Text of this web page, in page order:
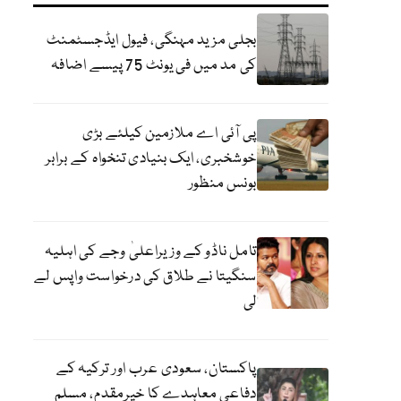
بجلی مزید مہنگی، فیول ایڈجسٹمنٹ
کی مد میں فی یونٹ 75 پیسے اضافہ
پی آئی اے ملازمین کیلئے بڑی
خوشخبری، ایک بنیادی تنخواہ کے برابر
بونس منظور
تامل ناڈو کے وزیراعلیٰ وجے کی اہلیہ
سنگیتا نے طلاق کی درخواست واپس لے
لی
پاکستان، سعودی عرب اور ترکیہ کے
دفاعی معاہدے کا خیرمقدم، مسلم